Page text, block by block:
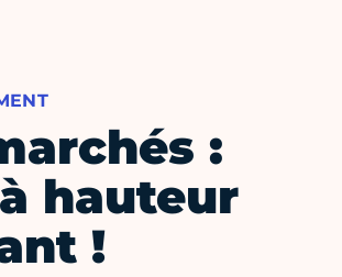
:
hauteur
!